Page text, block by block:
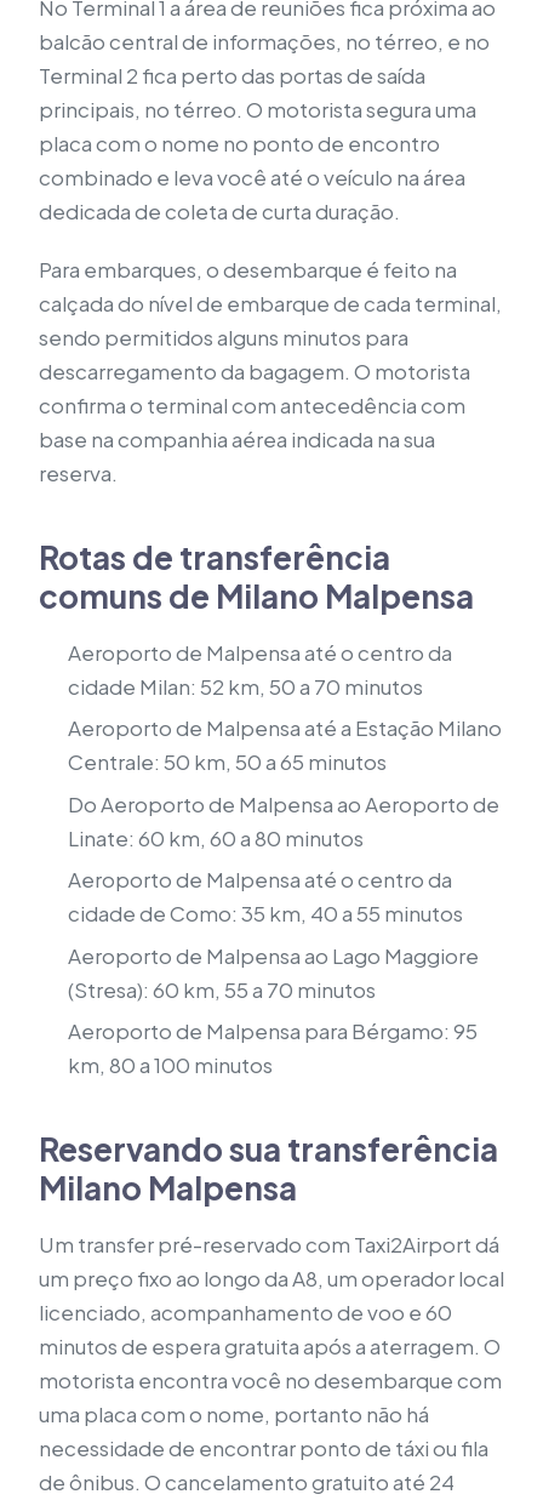
No Terminal 1 a área de reuniões fica próxima ao
balcão central de informações, no térreo, e no
Terminal 2 fica perto das portas de saída
principais, no térreo. O motorista segura uma
placa com o nome no ponto de encontro
combinado e leva você até o veículo na área
dedicada de coleta de curta duração.
Para embarques, o desembarque é feito na
calçada do nível de embarque de cada terminal,
sendo permitidos alguns minutos para
descarregamento da bagagem. O motorista
confirma o terminal com antecedência com
base na companhia aérea indicada na sua
reserva.
Rotas de transferência
comuns de Milano Malpensa
Aeroporto de Malpensa até o centro da
cidade Milan: 52 km, 50 a 70 minutos
Aeroporto de Malpensa até a Estação Milano
Centrale: 50 km, 50 a 65 minutos
Do Aeroporto de Malpensa ao Aeroporto de
Linate: 60 km, 60 a 80 minutos
Aeroporto de Malpensa até o centro da
cidade de Como: 35 km, 40 a 55 minutos
Aeroporto de Malpensa ao Lago Maggiore
(Stresa): 60 km, 55 a 70 minutos
Aeroporto de Malpensa para Bérgamo: 95
km, 80 a 100 minutos
Reservando sua transferência
Milano Malpensa
Um transfer pré-reservado com Taxi2Airport dá
um preço fixo ao longo da A8, um operador local
licenciado, acompanhamento de voo e 60
minutos de espera gratuita após a aterragem. O
motorista encontra você no desembarque com
uma placa com o nome, portanto não há
necessidade de encontrar ponto de táxi ou fila
de ônibus. O cancelamento gratuito até 24